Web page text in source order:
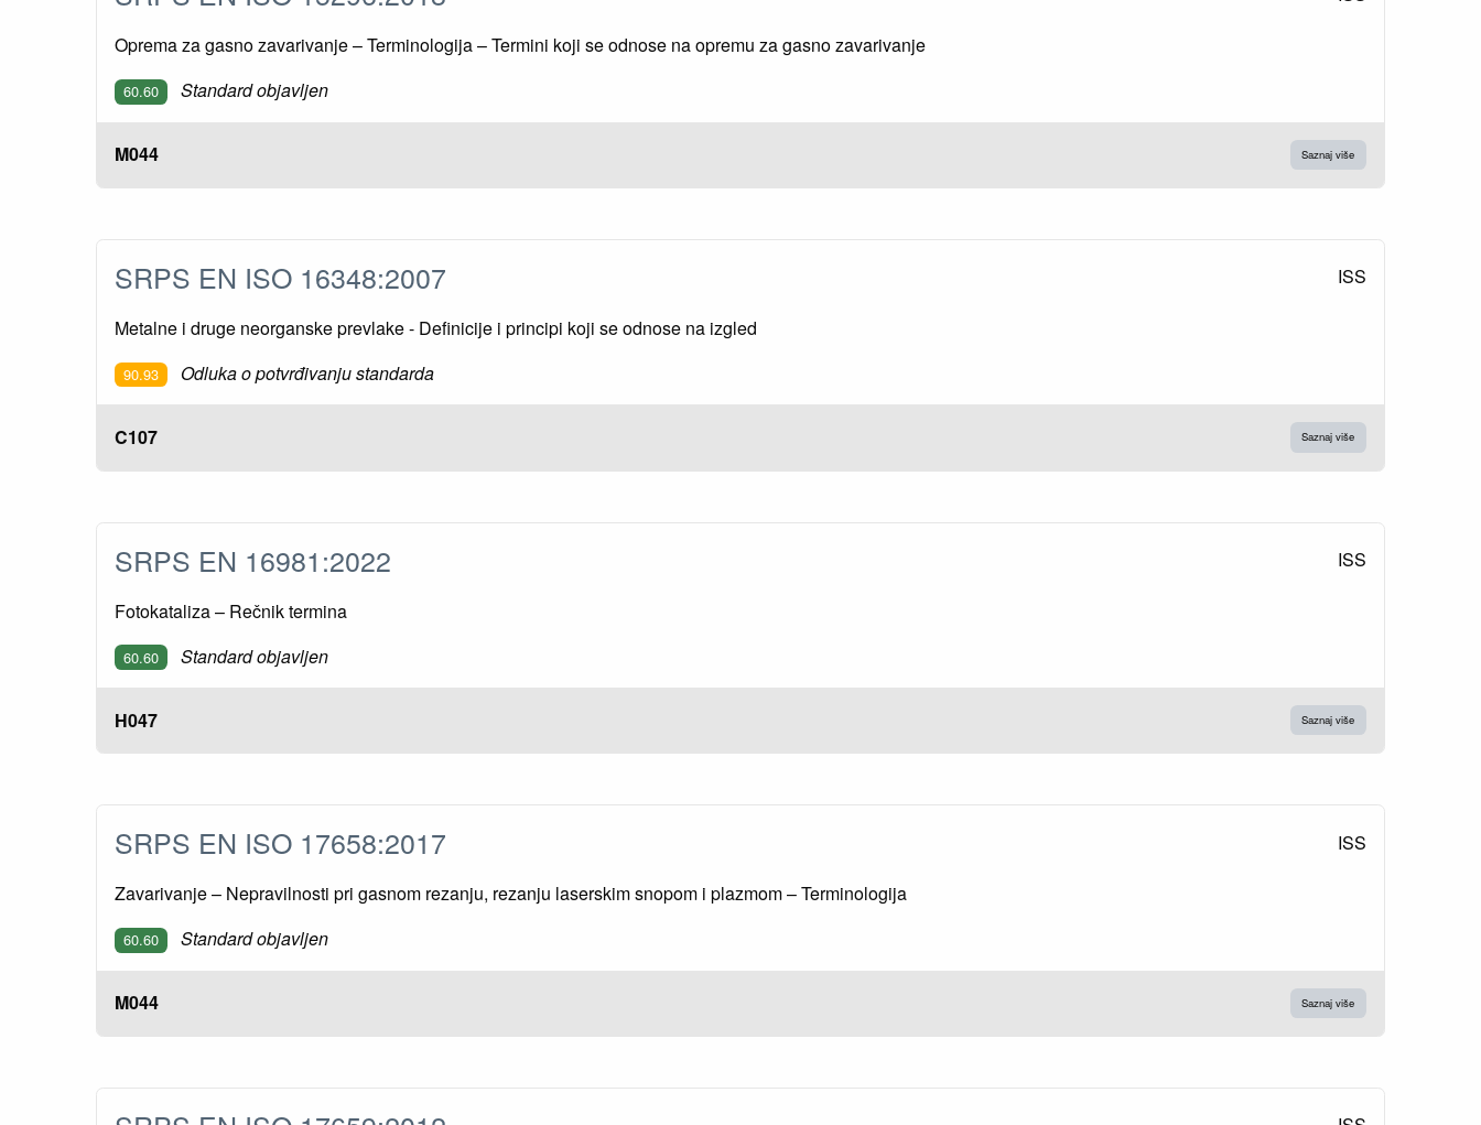
Oprema za gasno zavarivanje – Terminologija – Termini koji se odnose na opremu za gasno zavarivanje
60.60 Standard objavljen
M044 Saznaj više
SRPS EN ISO 16348:2007 ISS
Metalne i druge neorganske prevlake - Definicije i principi koji se odnose na izgled
90.93 Odluka o potvrđivanju standarda
C107 Saznaj više
SRPS EN 16981:2022 ISS
Fotokataliza – Rečnik termina
60.60 Standard objavljen
H047 Saznaj više
SRPS EN ISO 17658:2017 ISS
Zavarivanje – Nepravilnosti pri gasnom rezanju, rezanju laserskim snopom i plazmom – Terminologija
60.60 Standard objavljen
M044 Saznaj više